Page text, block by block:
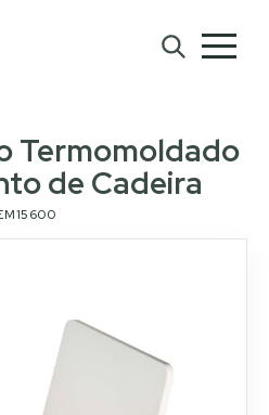
Termomoldado
de Cadeira